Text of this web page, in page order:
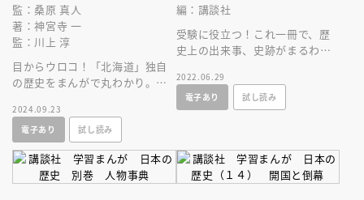
監：桑原 真人
著：神宮寺 一
監：川上 淳
目からウロコ！「北海道」独自
の歴史をまんがで丸わかり。
史」の別巻誕生！
2024.09.23
電子あり
試し読み
編：講談社
受験に役立つ！これ一冊で、歴
史上の出来事、史跡がまるわか
2022.06.29
電子あり
試し読み